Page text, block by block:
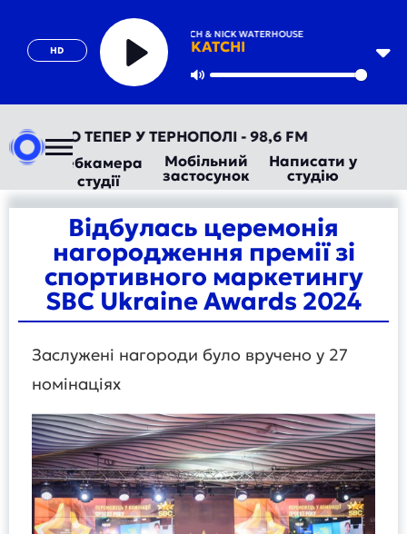
HD
OFENBACH & NICK WATERHOUSE
KATCHI
Play
ТЕПЕР У ТЕРНОПОЛІ - 98,6 FM
Вебкамера
студії
Мобільний
застосунок
Написати у
студію
Відбулась церемонія
нагородження премії зі
спортивного маркетингу
SBC Ukraine Awards 2024
Заслужені нагороди було вручено у 27
номінаціях